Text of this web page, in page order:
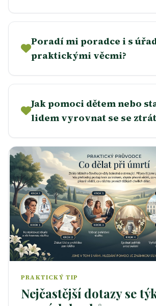
Poradí mi poradce i s
praktickými věcmi?
Jak pomoci dětem nebo
lidem vyrovnat se se
PRAKTICKÝ TIP
Nejčastější dotazy se